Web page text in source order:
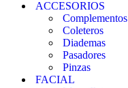
ACCESORIOS
Complementos
Coleteros
Diademas
Pasadores
Pinzas
FACIAL